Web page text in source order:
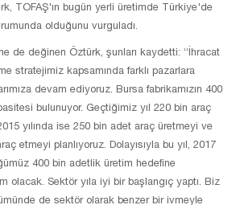
TOFAŞ'ın bugün yerli üretimde Türkiye'de
olduğunu vurguladı.
de değinen Öztürk, şunları kaydetti: “İhracat
stratejimiz kapsamında farklı pazarlara
devam ediyoruz. Bursa fabrikamızın 400
bulunuyor. Geçtiğimiz yıl 220 bin araç
yılında ise 250 bin adet araç üretmeyi ve
etmeyi planlıyoruz. Dolayısıyla bu yıl, 2017
400 bin adetlik üretim hedefine
olacak. Sektör yıla iyi bir başlangıç yaptı. Biz
de sektör olarak benzer bir ivmeyle